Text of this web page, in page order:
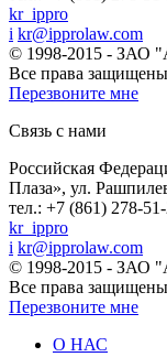
kr_ippro
i kr@ipprolaw.com
© 1998-2015 - ЗАО
Все права
Перезвоните мне
Связь с нами
Российская
Плаза», ул.
тел.: +7 (861) 278-
kr_ippro
i kr@ipprolaw.com
© 1998-2015 - ЗАО
Все права
Перезвоните мне
О НАС